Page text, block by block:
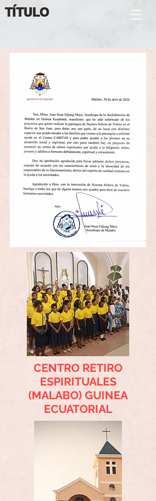
TÍTULO
TÍTULO
CENTRO RETIRO
ESPIRITUALES
(MALABO) GUINEA
ECUATORIAL